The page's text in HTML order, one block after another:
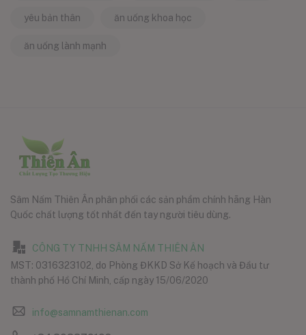
yêu bản thân ăn uống khoa học
ăn uống lành mạnh
Sâm Nấm Thiên Ân phân phối các sản phẩm chính hãng Hàn
Quốc chất lượng tốt nhất đến tay người tiêu dùng.
CÔNG TY TNHH SÂM NẤM THIÊN ÂN
MST: 0316323102, do Phòng ĐKKD Sở Kế hoạch và Đầu tư
thành phố Hồ Chí Minh, cấp ngày 15/06/2020
info@samnamthienan.com